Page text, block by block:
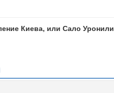
Киева, или Сало Уронили